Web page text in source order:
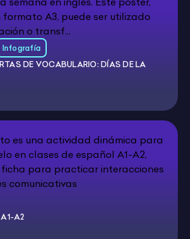
Infografía
DE VOCABULARIO: DÍAS DE LA
A2